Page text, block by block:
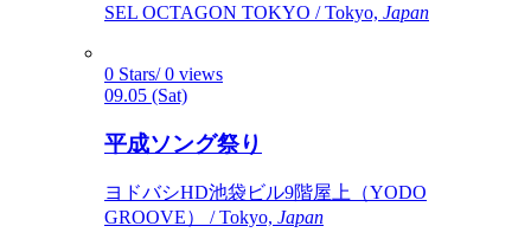
SEL OCTAGON TOKYO / Tokyo, Japan
0 Stars/ 0 views
09.05 (Sat)
平成ソング祭り
ヨドバシHD池袋ビル9階屋上（YODO
GROOVE） / Tokyo, Japan